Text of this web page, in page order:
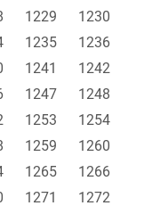
1229
1230
1235
1236
1241
1242
1247
1248
1253
1254
1259
1260
1265
1266
1271
1272